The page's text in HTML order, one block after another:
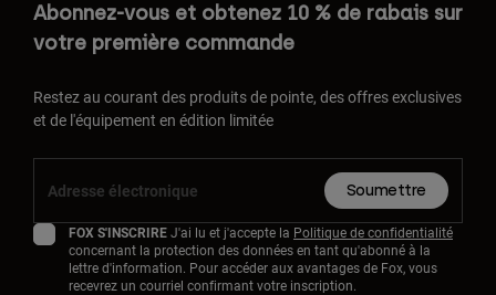
Abonnez-vous et obtenez 10 % de rabais sur
votre première commande
Restez au courant des produits de pointe, des offres exclusives
et de l'équipement en édition limitée
Soumettre
FOX S'INSCRIREJ'ai lu et j'accepte la Politique de confidentialité
concernant la protection des données en tant qu'abonné à la
lettre d'information. Pour accéder aux avantages de Fox, vous
recevrez un courriel confirmant votre inscription.